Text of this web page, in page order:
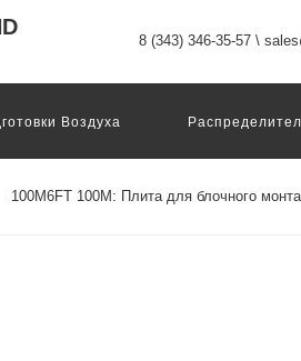
8 (343) 346-35-57 \
Воздуха
100M6FT 100M: Плита для блочного